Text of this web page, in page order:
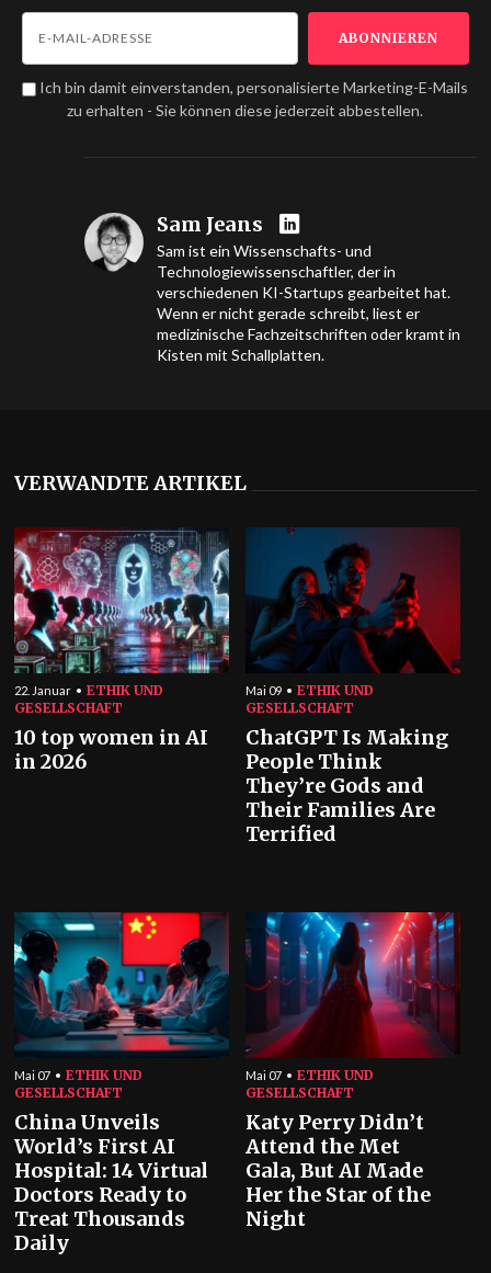
Ich bin damit einverstanden, personalisierte Marketing-E-Mails
zu erhalten - Sie können diese jederzeit abbestellen.
Sam Jeans
Sam ist ein Wissenschafts- und
Technologiewissenschaftler, der in
verschiedenen KI-Startups gearbeitet hat.
Wenn er nicht gerade schreibt, liest er
medizinische Fachzeitschriften oder kramt in
Kisten mit Schallplatten.
VERWANDTE ARTIKEL
22. Januar
ETHIK UND
GESELLSCHAFT
10 top women in AI
in 2026
Mai 09
ETHIK UND
GESELLSCHAFT
ChatGPT Is Making
People Think
They’re Gods and
Their Families Are
Terrified
Mai 07
ETHIK UND
GESELLSCHAFT
China Unveils
World’s First AI
Hospital: 14 Virtual
Doctors Ready to
Treat Thousands
Daily
Mai 07
ETHIK UND
GESELLSCHAFT
Katy Perry Didn’t
Attend the Met
Gala, But AI Made
Her the Star of the
Night